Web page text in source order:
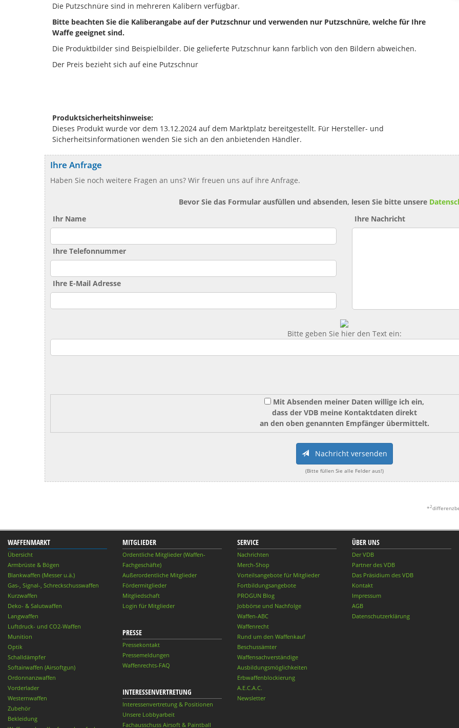
Die Putzschnüre sind in mehreren Kalibern verfügbar.
Bitte beachten Sie die Kaliberangabe auf der Putzschnur und verwenden nur Putzschnüre, welche für Ihre
Waffe geeignet sind.
Die Produktbilder sind Beispielbilder. Die gelieferte Putzschnur kann farblich von den Bildern abweichen.
Der Preis bezieht sich auf eine Putzschnur
Produktsicherheitshinweise:
Dieses Produkt wurde vor dem 13.12.2024 auf dem Marktplatz bereitgestellt. Für Hersteller- und
Sicherheitsinformationen wenden Sie sich an den anbietenden Händler.
Ihre Anfrage
Haben Sie noch weitere Fragen an uns? Wir freuen uns auf ihre Anfrage.
Bevor Sie das Formular ausfüllen und absenden, lesen Sie bitte unsere
Ihr Name
Ihre Telefonnummer
Ihre E-Mail Adresse
Ihre Nachricht
Bitte geben Sie hier den Text ein:
Mit Absenden meiner Daten willige ich ein,
dass der VDB meine Kontaktdaten direkt
an den oben genannten Empfänger übermittelt.
Nachricht versenden
(Bitte füllen Sie alle Felder aus!)
*2
WAFFENMARKT
Übersicht
Armbrüste & Bögen
Blankwaffen (Messer u.ä.)
Gas-, Signal-, Schreckschusswaffen
Kurzwaffen
Deko- & Salutwaffen
Langwaffen
Luftdruck- und CO2-Waffen
Munition
Optik
Schalldämpfer
Softairwaffen (Airsoftgun)
Ordonnanzwaffen
Vorderlader
Westernwaffen
Zubehör
Bekleidung
MITGLIEDER
Ordentliche Mitglieder (Waffen-
Fachgeschäfte)
Außerordentliche Mitglieder
Fördermitglieder
Mitgliedschaft
Login für Mitglieder
PRESSE
Pressekontakt
Pressemeldungen
Waffenrechts-FAQ
INTERESSENVERTRETUNG
Interessenvertretung & Positionen
Unsere Lobbyarbeit
Fachausschuss Airsoft & Paintball
SERVICE
Nachrichten
Merch-Shop
Vorteilsangebote für Mitglieder
Fortbildungsangebote
PROGUN Blog
Jobbörse und Nachfolge
Waffen-ABC
Waffenrecht
Rund um den Waffenkauf
Beschussämter
Waffensachverständige
Ausbildungsmöglichkeiten
Erbwaffenblockierung
A.E.C.A.C.
Newsletter
ÜBER UNS
Der VDB
Partner des VDB
Das Präsidium des VDB
Kontakt
Impressum
AGB
Datenschutzerklärung